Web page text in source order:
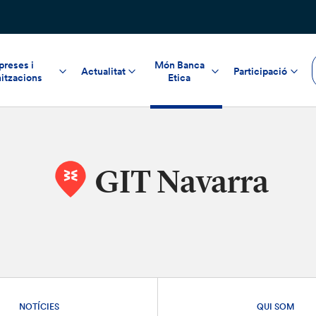
i
Actualitat
Món Banca
Etica
Participació
GIT Navarra
NOTÍCIES QUI SOM